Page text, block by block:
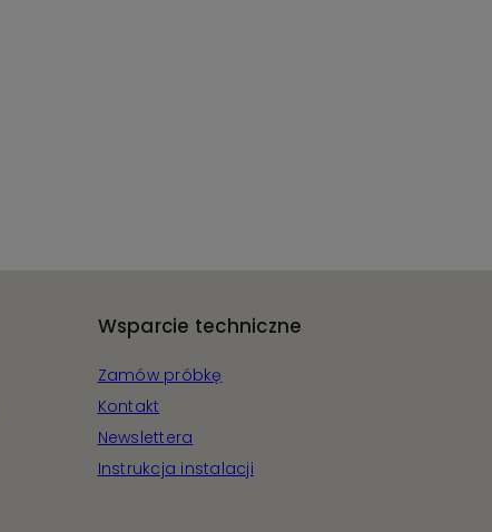
Wsparcie techniczne
Zamów próbkę
Kontakt
Newslettera
Instrukcja instalacji